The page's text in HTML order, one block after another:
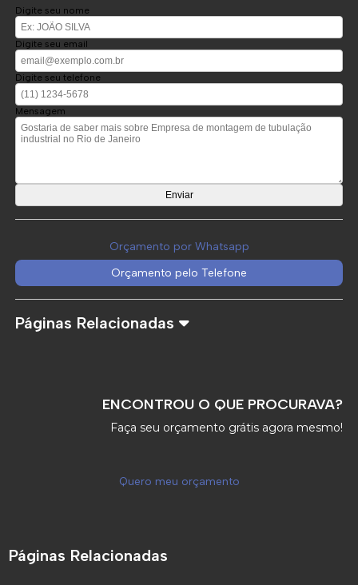
Digite seu nome
Digite seu email
Digite seu telefone
Mensagem
Orçamento por Whatsapp
Orçamento pelo Telefone
Páginas Relacionadas
ENCONTROU O QUE PROCURAVA?
Faça seu orçamento grátis agora mesmo!
Quero meu orçamento
Páginas Relacionadas